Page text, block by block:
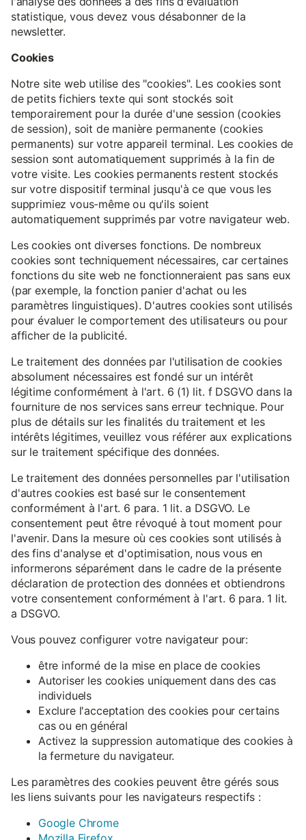
statistique, vous devez vous désabonner de la
newsletter.
Cookies
Notre site web utilise des "cookies". Les cookies sont
de petits fichiers texte qui sont stockés soit
temporairement pour la durée d'une session (cookies
de session), soit de manière permanente (cookies
permanents) sur votre appareil terminal. Les cookies de
session sont automatiquement supprimés à la fin de
votre visite. Les cookies permanents restent stockés
sur votre dispositif terminal jusqu'à ce que vous les
supprimiez vous-même ou qu'ils soient
automatiquement supprimés par votre navigateur web.
Les cookies ont diverses fonctions. De nombreux
cookies sont techniquement nécessaires, car certaines
fonctions du site web ne fonctionneraient pas sans eux
(par exemple, la fonction panier d'achat ou les
paramètres linguistiques). D'autres cookies sont utilisés
pour évaluer le comportement des utilisateurs ou pour
afficher de la publicité.
Le traitement des données par l'utilisation de cookies
absolument nécessaires est fondé sur un intérêt
légitime conformément à l'art. 6 (1) lit. f DSGVO dans la
fourniture de nos services sans erreur technique. Pour
plus de détails sur les finalités du traitement et les
intérêts légitimes, veuillez vous référer aux explications
sur le traitement spécifique des données.
Le traitement des données personnelles par l'utilisation
d'autres cookies est basé sur le consentement
conformément à l'art. 6 para. 1 lit. a DSGVO. Le
consentement peut être révoqué à tout moment pour
l'avenir. Dans la mesure où ces cookies sont utilisés à
des fins d'analyse et d'optimisation, nous vous en
informerons séparément dans le cadre de la présente
déclaration de protection des données et obtiendrons
votre consentement conformément à l'art. 6 para. 1 lit.
a DSGVO.
Vous pouvez configurer votre navigateur pour:
être informé de la mise en place de cookies
Autoriser les cookies uniquement dans des cas
individuels
Exclure l'acceptation des cookies pour certains
cas ou en général
Activez la suppression automatique des cookies à
la fermeture du navigateur.
Les paramètres des cookies peuvent être gérés sous
les liens suivants pour les navigateurs respectifs :
Google Chrome